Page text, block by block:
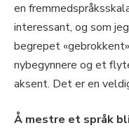
en
interessant, og som
begrepet
nybegynnere og et
aksent. Det er en
Å mestre et språk